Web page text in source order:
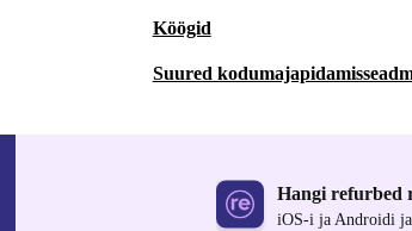
Köögid
Suured
Hangi refurbed
iOS-i ja Androidi